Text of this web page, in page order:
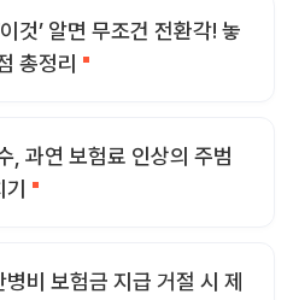
것’ 알면 무조건 전환각! 놓
총정리
, 과연 보험료 인상의 주범
비 보험금 지급 거절 시 제